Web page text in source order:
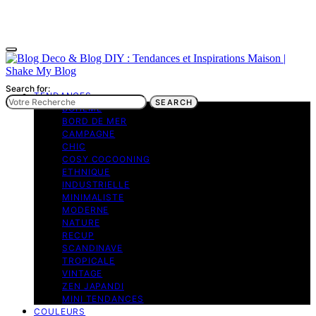
TENDANCES
BOHEME
BORD DE MER
CAMPAGNE
CHIC
COSY COCOONING
ETHNIQUE
INDUSTRIELLE
MINIMALISTE
MODERNE
NATURE
RECUP
SCANDINAVE
TROPICALE
VINTAGE
ZEN JAPANDI
MINI TENDANCES
COULEURS
Search for:
SEARCH